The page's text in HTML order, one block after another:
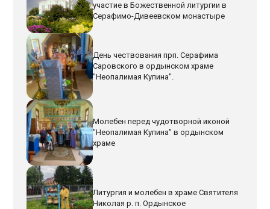
участие в Божественной литургии в
Серафимо-Дивеевском монастыре
День чествования прп. Серафима
Саровского в ордынском храме
"Неопалимая Купина".
Молебен перед чудотворной иконой
"Неопалимая Купина" в ордынском
храме
Литургия и молебен в храме Святителя
Николая р. п. Ордынское